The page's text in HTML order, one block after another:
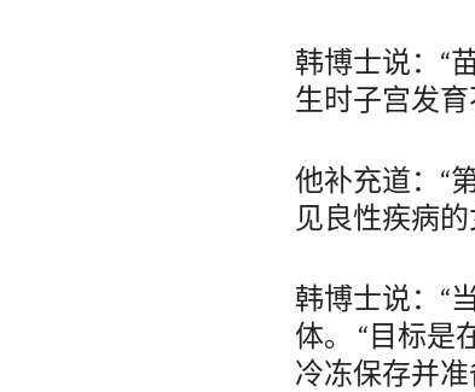
韩博士说：“
生时子宫发
他补充道：“
见良性疾病
韩博士说：“
体。 “目标是
冷冻保存并